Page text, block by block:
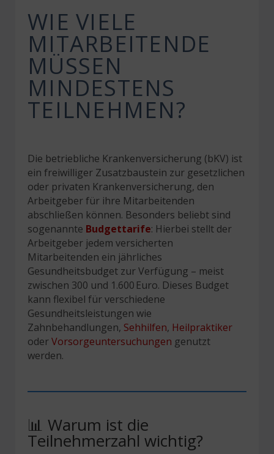
WIE VIELE
MITARBEITENDE
MÜSSEN
MINDESTENS
TEILNEHMEN?
Die betriebliche Krankenversicherung (bKV) ist
ein freiwilliger Zusatzbaustein zur gesetzlichen
oder privaten Krankenversicherung, den
Arbeitgeber für ihre Mitarbeitenden
abschließen können. Besonders beliebt sind
sogenannte Budgettarife: Hierbei stellt der
Arbeitgeber jedem versicherten
Mitarbeitenden ein jährliches
Gesundheitsbudget zur Verfügung – meist
zwischen 300 und 1.600 Euro. Dieses Budget
kann flexibel für verschiedene
Gesundheitsleistungen wie
Zahnbehandlungen, Sehhilfen, Heilpraktiker
oderVorsorgeuntersuchungen genutzt
werden.
📊 Warum ist die
Teilnehmerzahl wichtig?